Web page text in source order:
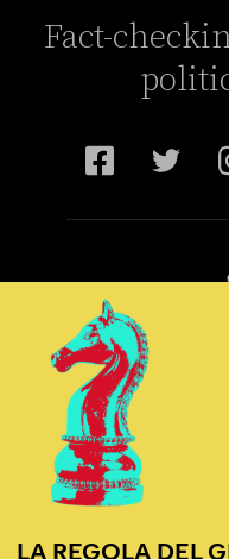
LA REGOLA DEL
Fact-